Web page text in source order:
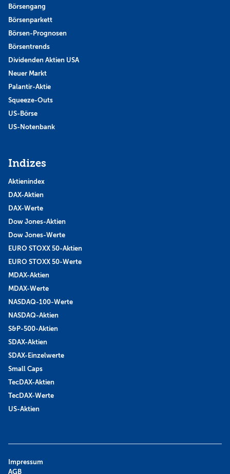
Börsengang
Börsenparkett
Börsen-Prognosen
Börsentrends
Dividenden Aktien USA
Neuer Markt
Palantir-Aktie
Squeeze-Outs
US-Börse
US-Notenbank
Indizes
Aktienindex
DAX-Aktien
DAX-Werte
Dow Jones-Aktien
Dow Jones-Werte
EURO STOXX 50-Aktien
EURO STOXX 50-Werte
MDAX-Aktien
MDAX-Werte
NASDAQ-100-Werte
NASDAQ-Aktien
S&P-500-Aktien
SDAX-Aktien
SDAX-Einzelwerte
Small Caps
TecDAX-Aktien
TecDAX-Werte
US-Aktien
Impressum
AGB